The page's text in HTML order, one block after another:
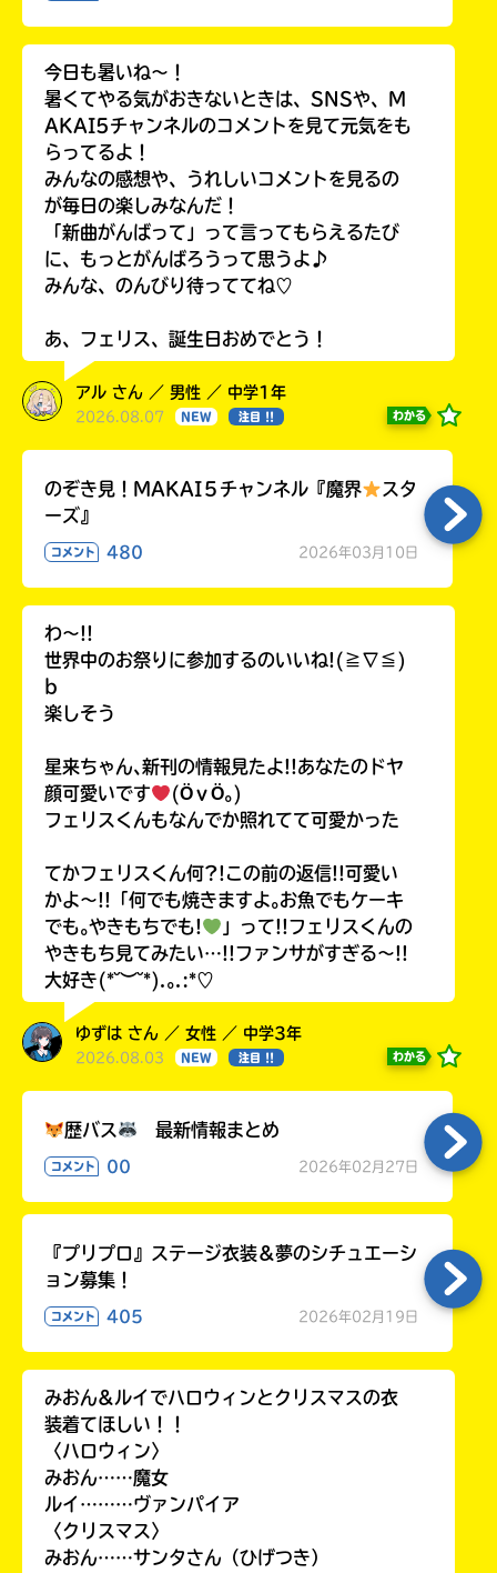
今日も暑いね〜！
暑くてやる気がおきないときは、SNSや、M
AKAI5チャンネルのコメントを見て元気をも
らってるよ！
みんなの感想や、うれしいコメントを見るの
が毎日の楽しみなんだ！
「新曲がんばって」って言ってもらえるたび
に、もっとがんばろうって思うよ♪
みんな、のんびり待っててね♡
あ、フェリス、誕生日おめでとう！
アル さん ／ 男性 ／ 中学1年
2026.08.07 NEW 注目 !! わかる
のぞき見！MAKAI５チャンネル『魔界
スタ
ーズ』
コメント 480 2026年03月10日
わ〜!!
世界中のお祭りに参加するのいいね!(≧∇≦)
b
楽しそう
星来ちゃん､新刊の情報見たよ!!あなたのドヤ
顔可愛いです
(ӦｖӦ｡)
フェリスくんもなんでか照れてて可愛かった
てかフェリスくん何?!この前の返信!!可愛い
かよ〜!!「何でも焼きますよ｡お魚でもケーキ
でも｡やきもちでも!
」って!!フェリスくんの
やきもち見てみたい…!!ファンサがすぎる〜!!
大好き(*˘︶˘*).｡.:*♡
ゆずは さん ／ 女性 ／ 中学3年
2026.08.03 NEW 注目 !! わかる
歴バス 最新情報まとめ
コメント 00 2026年02月27日
『プリプロ』ステージ衣装＆夢のシチュエーシ
ョン募集！
コメント 405 2026年02月19日
みおん&ルイでハロウィンとクリスマスの衣
装着てほしい！！
〈ハロウィン〉
みおん……魔女
ルイ………ヴァンパイア
〈クリスマス〉
みおん……サンタさん（ひげつき）